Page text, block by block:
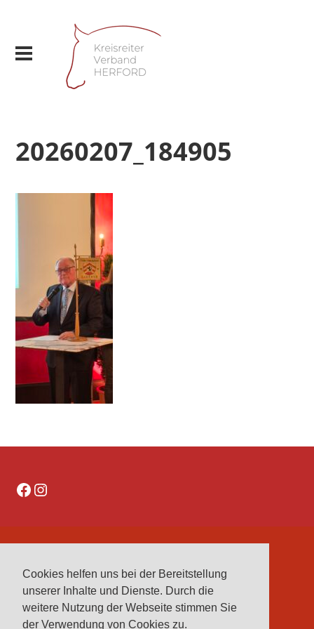
Cookies helfen uns bei der Bereitstellung
unserer Inhalte und Dienste. Durch die
weitere Nutzung der Webseite stimmen Sie
der Verwendung von Cookies zu.
20260207_184905
Facebook
Instagram
IMPRESSUM
VEREINE
VORSTAND